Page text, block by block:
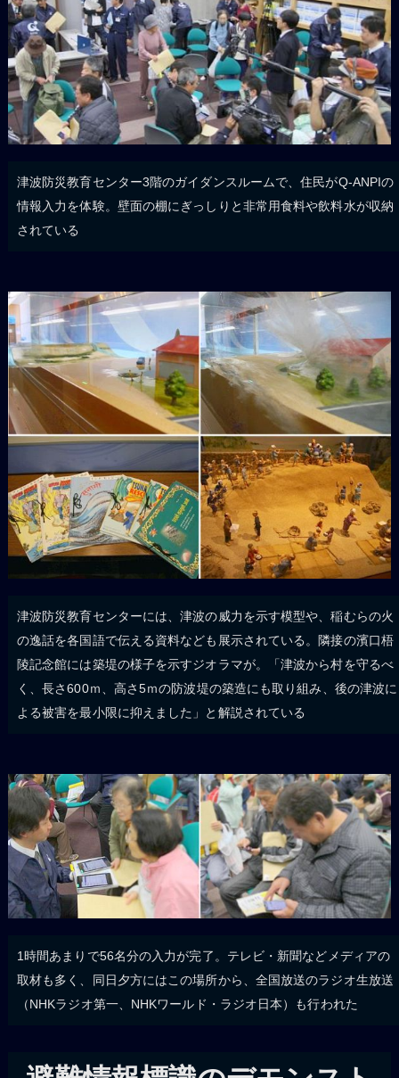
津波防災教育センター3階のガイダンスルームで、住民がQ-ANPIの
情報入力を体験。壁面の棚にぎっしりと非常用食料や飲料水が収納
されている
津波防災教育センターには、津波の威力を示す模型や、稲むらの火
の逸話を各国語で伝える資料なども展示されている。隣接の濱口梧
陵記念館には築堤の様子を示すジオラマが。「津波から村を守るべ
く、長さ600ｍ、高さ5ｍの防波堤の築造にも取り組み、後の津波に
よる被害を最小限に抑えました」と解説されている
1時間あまりで56名分の入力が完了。テレビ・新聞などメディアの
取材も多く、同日夕方にはこの場所から、全国放送のラジオ生放送
（NHKラジオ第一、NHKワールド・ラジオ日本）も行われた